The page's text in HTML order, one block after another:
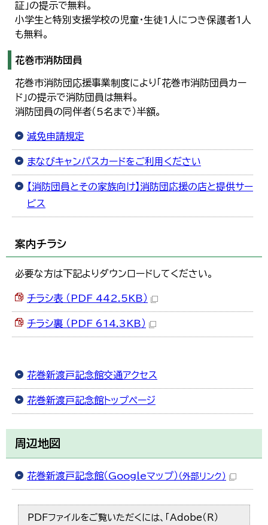
証」の提示で無料。
小学生と特別支援学校の児童・生徒1人につき保護者1人
も無料。
花巻市消防団員
花巻市消防団応援事業制度により「花巻市消防団員カー
ド」の提示で消防団員は無料。
消防団員の同伴者（5名まで）半額。
減免申請規定
まなびキャンパスカードをご利用ください
【消防団員とその家族向け】消防団応援の店と提供サー
ビス
案内チラシ
必要な方は下記よりダウンロードしてください。
チラシ表 （PDF 442.5KB）
チラシ裏 （PDF 614.3KB）
花巻新渡戸記念館交通アクセス
花巻新渡戸記念館トップページ
周辺地図
花巻新渡戸記念館（Googleマップ） （外部リンク）
PDFファイルをご覧いただくには、「Adobe（R）